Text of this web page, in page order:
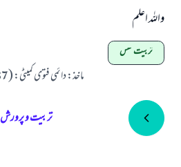
واللہ اعلم
تربیت نفس
ماخذ:دائمی فتوی کمیٹی: (3/187)
تربیت و پرورش